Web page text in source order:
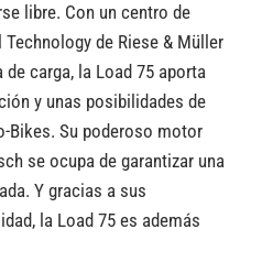
libre. Con un centro de
de Riese & Müller
carga, la Load 75 aporta
y unas posibilidades de
Bikes. Su poderoso motor
se ocupa de garantizar una
Y gracias a sus
la Load 75 es además